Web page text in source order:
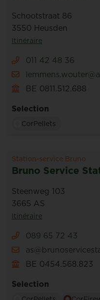
Schootstraat 86
3550 Heusden
Itinéraire
011 42 48 36
BE 0811.512.688
Selection
CorPellets
Station-service Bruno
Bruno Service
Steenweg 103
3665 AS
Itinéraire
089 65 72 43
BE 0454.568.823
Selection